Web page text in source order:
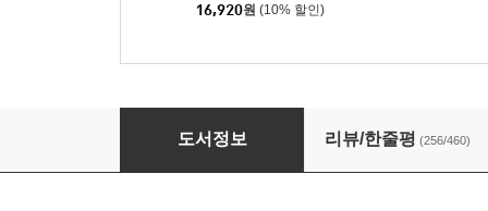
16,920원 (10% 할인)
도시와 그 불확실한 벽
도서정보 리뷰/한줄평 (256/460)